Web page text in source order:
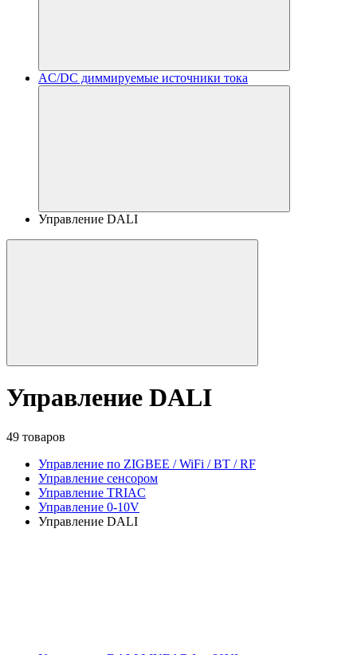
AC/DC диммируемые источники тока
Управление DALI
Управление DALI
49 товаров
Управление по ZIGBEE / WiFi / BT / RF
Управление сенсором
Управление TRIAC
Управление 0-10V
Управление DALI